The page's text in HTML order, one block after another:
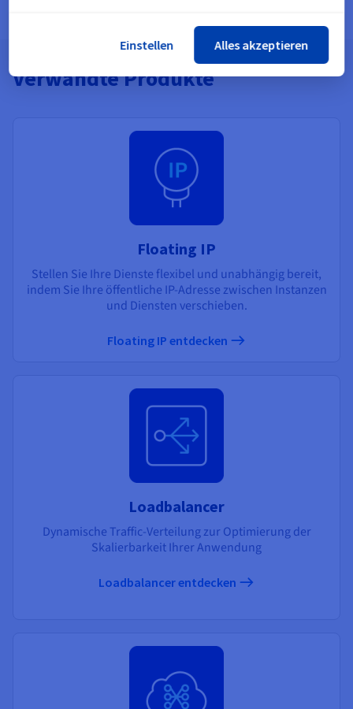
Verwandte Produkte
Floating IP
Stellen Sie Ihre Dienste flexibel und unabhängig bereit,
indem Sie Ihre öffentliche IP-Adresse zwischen Instanzen
und Diensten verschieben​.
Floating IP entdecken
Loadbalancer
Dynamische Traffic-Verteilung zur Optimierung der
Skalierbarkeit Ihrer Anwendung
Loadbalancer entdecken
Einstellen Alles akzeptieren